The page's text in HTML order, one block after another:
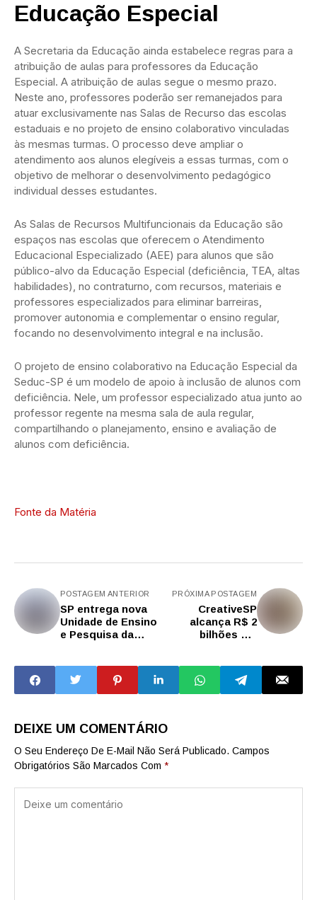
Educação Especial
A Secretaria da Educação ainda estabelece regras para a
atribuição de aulas para professores da Educação
Especial. A atribuição de aulas segue o mesmo prazo.
Neste ano, professores poderão ser remanejados para
atuar exclusivamente nas Salas de Recurso das escolas
estaduais e no projeto de ensino colaborativo vinculadas
às mesmas turmas. O processo deve ampliar o
atendimento aos alunos elegíveis a essas turmas, com o
objetivo de melhorar o desenvolvimento pedagógico
individual desses estudantes.
As Salas de Recursos Multifuncionais da Educação são
espaços nas escolas que oferecem o Atendimento
Educacional Especializado (AEE) para alunos que são
público-alvo da Educação Especial (deficiência, TEA, altas
habilidades), no contraturno, com recursos, materiais e
professores especializados para eliminar barreiras,
promover autonomia e complementar o ensino regular,
focando no desenvolvimento integral e na inclusão.
O projeto de ensino colaborativo na Educação Especial da
Seduc-SP é um modelo de apoio à inclusão de alunos com
deficiência. Nele, um professor especializado atua junto ao
professor regente na mesma sala de aula regular,
compartilhando o planejamento, ensino e avaliação de
alunos com deficiência.
Fonte da Matéria
POSTAGEM ANTERIOR
SP entrega nova
Unidade de Ensino
e Pesquisa da
PRÓXIMA POSTAGEM
CreativeSP
alcança R$ 2
bilhões em
DEIXE UM COMENTÁRIO
O Seu Endereço De E-Mail Não Será Publicado. Campos
Obrigatórios São Marcados Com *